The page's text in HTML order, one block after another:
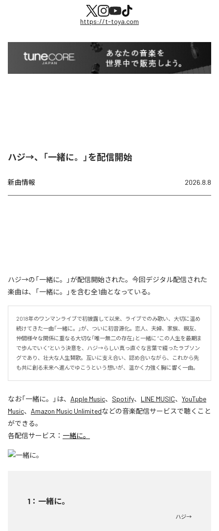
https://t-toya.com
ハジ→、「一緒に。」を配信開始
新曲情報 2026.8.8
ハジ→の「一緒に。」が配信開始された。今回デジタル配信された
楽曲は、「一緒に。」を含む全1曲となっている。
2018年のワンマンライブで初披露して以来、ライブでのみ歌い、大切に温め
続けてきた一曲「一緒に。」が、ついに初音源化。恋人、夫婦、家族、親友、
仲間――様々な関係に重なる大切な「唯一無二の存在」と一緒に “この人生を最期ま
で歩んでいく”という決意を、ハジ→らしい真っ直ぐな言葉で綴ったラブソン
グであり、壮大な人生賛歌。互いに支え合い、認め合いながら、これから先
も共に創る未来へ進んでゆこうという想いが、温かく力強く胸に響く一曲。
なお「一緒に。 」は、 Apple Music、 Spotify、 LINE MUSIC、 YouTube
Music、 Amazon Music Unlimitedなどの音楽配信サービスで聴くこと
ができる。
各配信サービス： 一緒に。
1 ： 一緒に。
ハジ→